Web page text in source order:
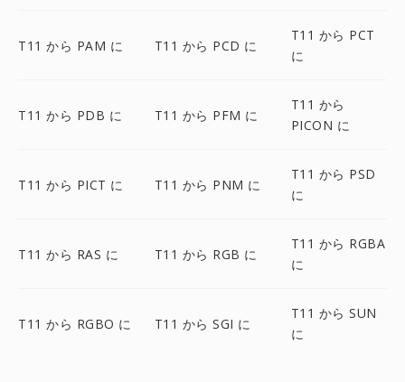
T11 から PAM に T11 から PCD に
T11 から PCT
に
T11 から PDB に T11 から PFM に
T11 から
PICON に
T11 から PICT に T11 から PNM に
T11 から PSD
に
T11 から RAS に T11 から RGB に
T11 から RGBA
に
T11 から RGBO に T11 から SGI に
T11 から SUN
に